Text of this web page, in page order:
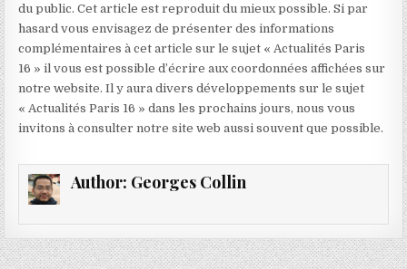
du public. Cet article est reproduit du mieux possible. Si par
hasard vous envisagez de présenter des informations
complémentaires à cet article sur le sujet « Actualités Paris
16 » il vous est possible d’écrire aux coordonnées affichées sur
notre website. Il y aura divers développements sur le sujet
« Actualités Paris 16 » dans les prochains jours, nous vous
invitons à consulter notre site web aussi souvent que possible.
Author: Georges Collin